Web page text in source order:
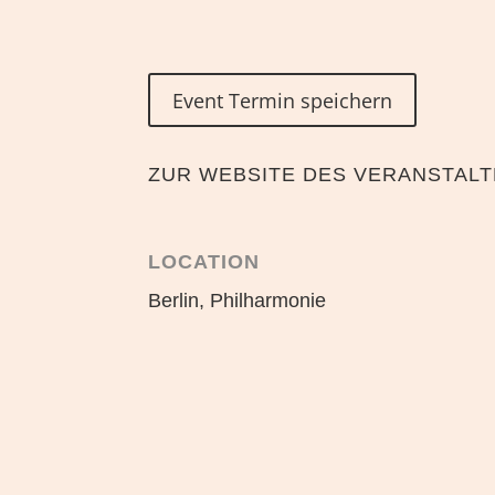
Event Termin speichern
ZUR WEBSITE DES
LOCATION
Berlin, Philharmonie